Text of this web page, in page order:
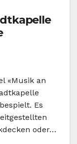
«Musik an
Es
oder…